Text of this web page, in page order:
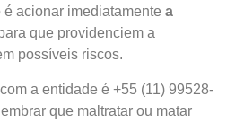
acionar imediatamente a
que providenciem a
possíveis riscos.
a entidade é +55 (11) 99528-
que maltratar ou matar